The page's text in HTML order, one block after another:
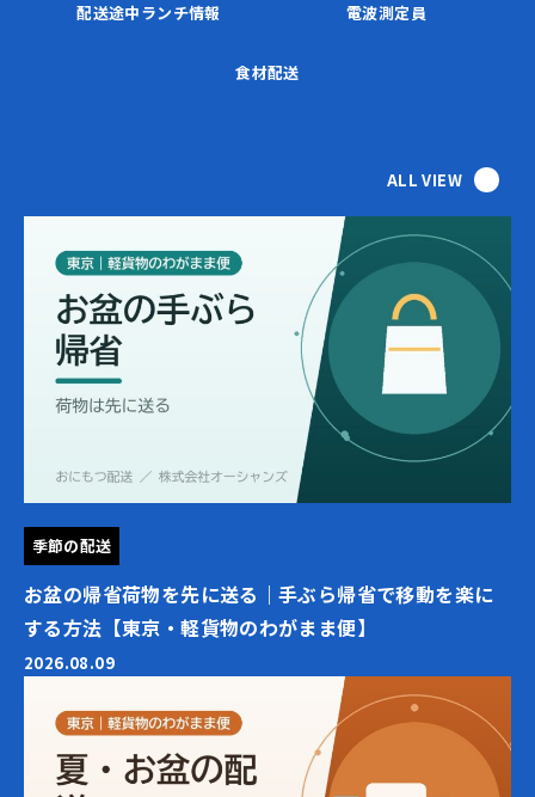
配送途中ランチ情報
電波測定員
食材配送
ALL VIEW
季節の配送
お盆の帰省荷物を先に送る｜手ぶら帰省で移動を楽に
する方法【東京・軽貨物のわがまま便】
2026.08.09